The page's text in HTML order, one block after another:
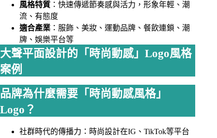
風格特質 ：快速傳遞節奏感與活力，形象年輕、潮
流、有態度
適合產業 ：服飾、美妝、運動品牌、餐飲連鎖、潮
牌、娛樂平台等
大聲平面設計的「時尚動感」Logo風格
案例
品牌為什麼需要「時尚動感風格」
Logo？
社群時代的傳播力：時尚設計在IG、TikTok等平台